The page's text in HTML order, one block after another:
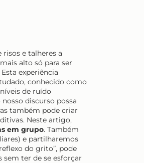
e talheres a
alto só para ser
experiência
conhecido como
de ruído
discurso possa
também pode criar
Neste artigo,
em grupo. Também
e partilharemos
do grito”, pode
ter de se esforçar